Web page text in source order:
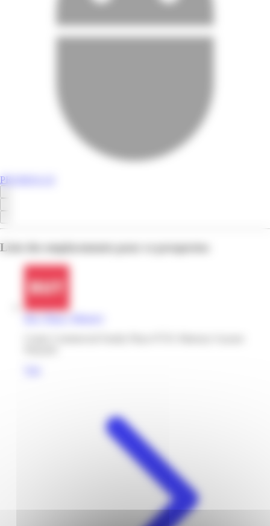
PROMOS.GF
Liste des emplacements pour ce prospectus
But | Plaza | Matoury